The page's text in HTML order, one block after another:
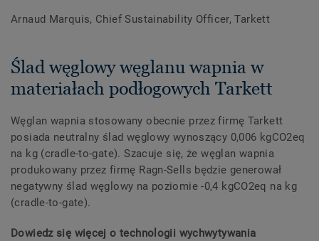
Arnaud Marquis, Chief Sustainability Officer, Tarkett
Ślad węglowy węglanu wapnia w
materiałach podłogowych Tarkett
Węglan wapnia stosowany obecnie przez firmę Tarkett
posiada neutralny ślad węglowy wynoszący 0,006 kgCO2eq
na kg (cradle-to-gate). Szacuje się, że węglan wapnia
produkowany przez firmę Ragn-Sells będzie generował
negatywny ślad węglowy na poziomie -0,4 kgCO2eq na kg
(cradle-to-gate).
Dowiedz się więcej o technologii wychwytywania